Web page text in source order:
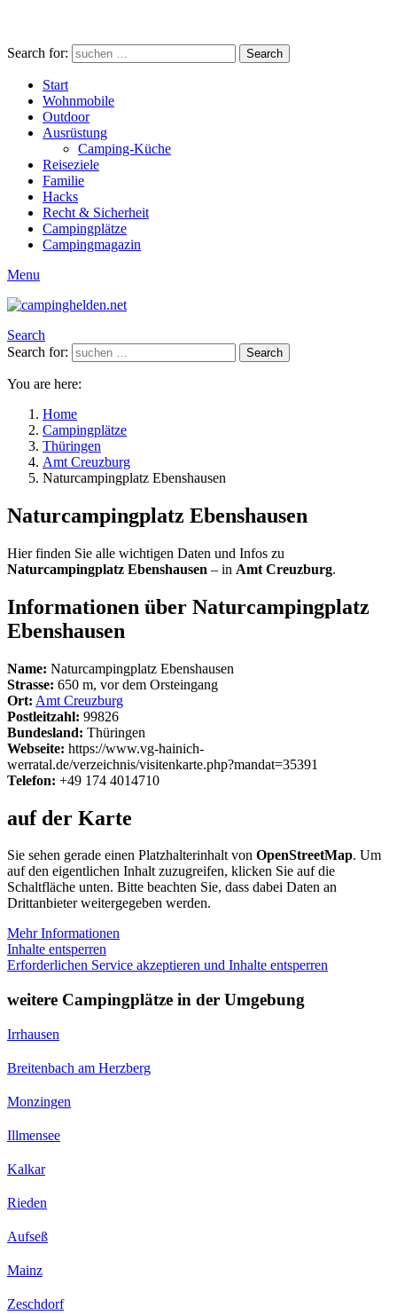
Search for: Search
Start
Wohnmobile
Outdoor
Ausrüstung
Camping-Küche
Reiseziele
Familie
Hacks
Recht & Sicherheit
Campingplätze
Campingmagazin
Menu
Search
Search for:
Search
You are here:
Home
Campingplätze
Thüringen
Amt Creuzburg
Naturcampingplatz Ebenshausen
Naturcampingplatz Ebenshausen
Hier finden Sie alle wichtigen Daten und Infos zu
Naturcampingplatz Ebenshausen – in Amt Creuzburg.
Informationen über Naturcampingplatz
Ebenshausen
Name: Naturcampingplatz Ebenshausen
Strasse: 650 m, vor dem Orsteingang
Ort: Amt Creuzburg
Postleitzahl: 99826
Bundesland: Thüringen
Webseite: https://www.vg-hainich-
werratal.de/verzeichnis/visitenkarte.php?mandat=35391
Telefon: +49 174 4014710
auf der Karte
Sie sehen gerade einen Platzhalterinhalt von OpenStreetMap. Um
auf den eigentlichen Inhalt zuzugreifen, klicken Sie auf die
Schaltfläche unten. Bitte beachten Sie, dass dabei Daten an
Drittanbieter weitergegeben werden.
Mehr Informationen
Inhalte entsperren
Erforderlichen Service akzeptieren und Inhalte entsperren
weitere Campingplätze in der Umgebung
Irrhausen
Breitenbach am Herzberg
Monzingen
Illmensee
Kalkar
Rieden
Aufseß
Mainz
Zeschdorf